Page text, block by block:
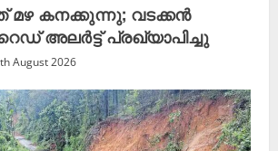
മഴ കനക്കുന്നു; വടക്കൻ
അലർട്ട് പ്രഖ്യാപിച്ചു
August 2026